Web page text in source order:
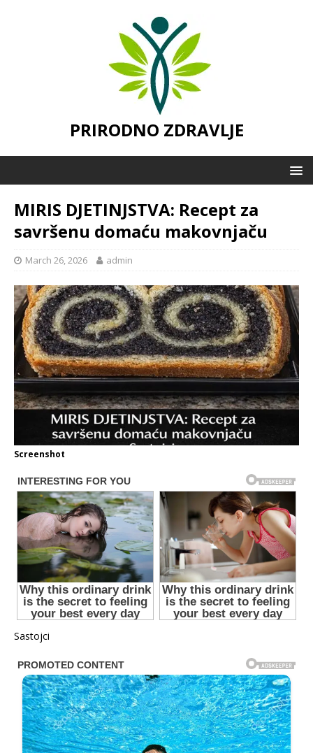
PRIRODNO ZDRAVLJE
MIRIS DJETINJSTVA: Recept za
savršenu domaću makovnjaču
March 26, 2026 admin
Screenshot
Sastojci